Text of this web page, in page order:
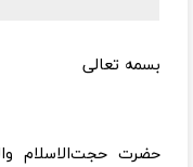
بسمه تعالی
حضرت حجت‌الاسلام